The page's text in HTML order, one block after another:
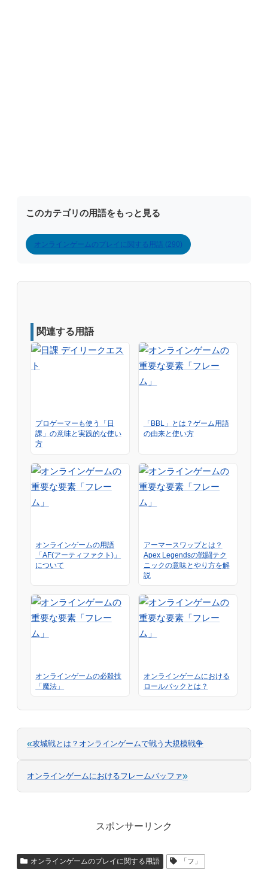
このカテゴリの用語をもっと見る
オンラインゲームのプレイに関する用語 (290)
関連する用語
プロゲーマーも使う「日
課」の意味と実践的な使い
方
「BBL」とは？ゲーム用語
の由来と使い方
オンラインゲームの用語
「AF(アーティファクト)」
について
アーマースワップとは？
Apex Legendsの戦闘テク
ニックの意味とやり方を解
説
オンラインゲームの必殺技
「魔法」
オンラインゲームにおける
ロールバックとは？
«攻城戦とは？オンラインゲームで戦う大規模戦争
オンラインゲームにおけるフレームバッファ»
スポンサーリンク
オンラインゲームのプレイに関する用語
「フ」